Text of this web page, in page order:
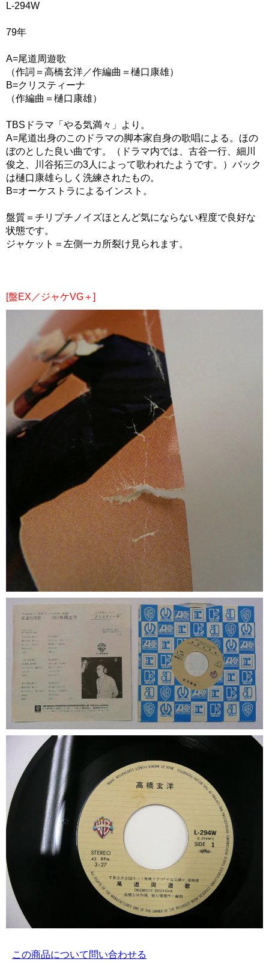
L-294W
79年
A=尾道周遊歌
（作詞＝高橋玄洋／作編曲＝樋口康雄）
B=クリスティーナ
（作編曲＝樋口康雄）
TBSドラマ「やる気満々」より。
A=尾道出身のこのドラマの脚本家自身の歌唱による。ほの
ぼのとした良い曲です。（ドラマ内では、古谷一行、細川
俊之、川谷拓三の3人によって歌われたようです。）バック
は樋口康雄らしく洗練されたもの。
B=オーケストラによるインスト。
盤質＝チリプチノイズほとんど気にならない程度で良好な
状態です。
ジャケット＝左側一カ所裂け見られます。
[盤EX／ジャケVG＋]
この商品について問い合わせる